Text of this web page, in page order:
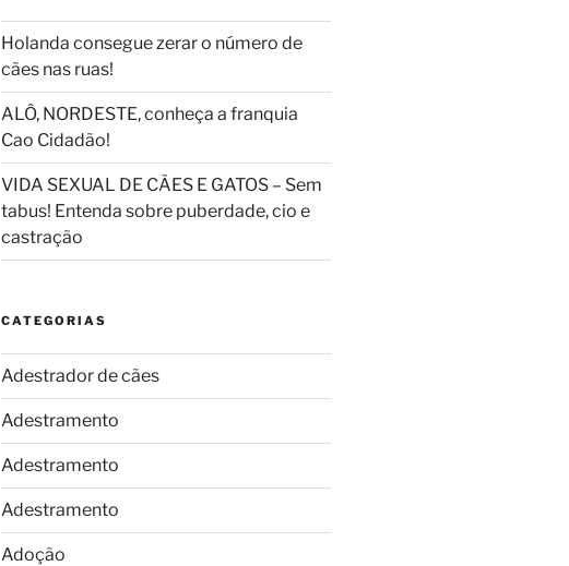
Holanda consegue zerar o número de
cães nas ruas!
ALÔ, NORDESTE, conheça a franquia
Cao Cidadão!
VIDA SEXUAL DE CÃES E GATOS – Sem
tabus! Entenda sobre puberdade, cio e
castração
CATEGORIAS
Adestrador de cães
Adestramento
Adestramento
Adestramento
Adoção